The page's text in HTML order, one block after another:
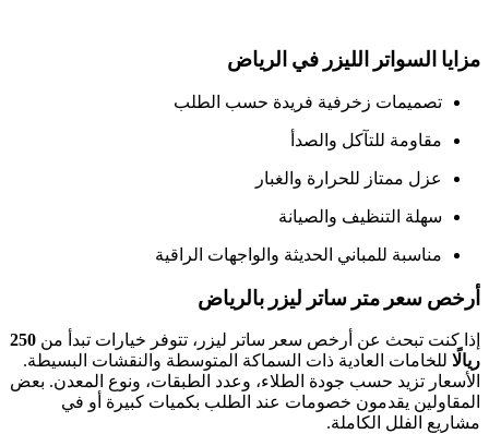
مزايا السواتر الليزر في الرياض
تصميمات زخرفية فريدة حسب الطلب
مقاومة للتآكل والصدأ
عزل ممتاز للحرارة والغبار
سهلة التنظيف والصيانة
مناسبة للمباني الحديثة والواجهات الراقية
أرخص سعر متر ساتر ليزر بالرياض
إذا كنت تبحث عن أرخص سعر ساتر ليزر، تتوفر خيارات تبدأ من 250
ريالًا للخامات العادية ذات السماكة المتوسطة والنقشات البسيطة.
الأسعار تزيد حسب جودة الطلاء، وعدد الطبقات، ونوع المعدن. بعض
المقاولين يقدمون خصومات عند الطلب بكميات كبيرة أو في
مشاريع الفلل الكاملة.